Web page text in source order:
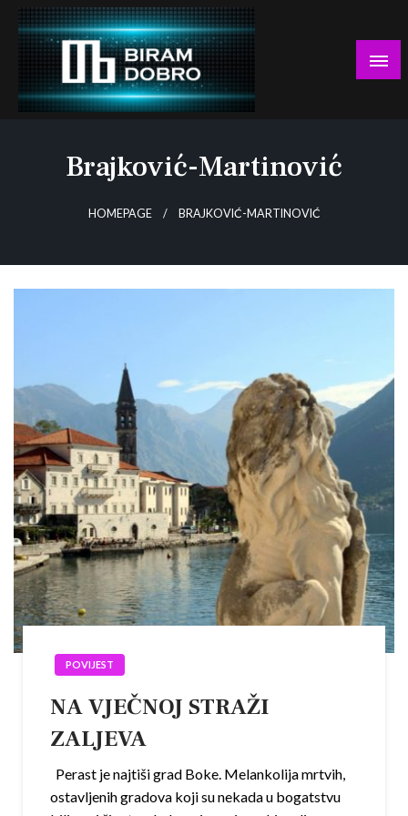
Skip
content
Brajković-Martinović
HOMEPAGE BRAJKOVIĆ-MARTINOVIĆ
POVIJEST
NA VJEČNOJ STRAŽI
ZALJEVA
Perast je najtiši grad Boke. Melankolija mrtvih,
ostavljenih gradova koji su nekada u bogatstvu